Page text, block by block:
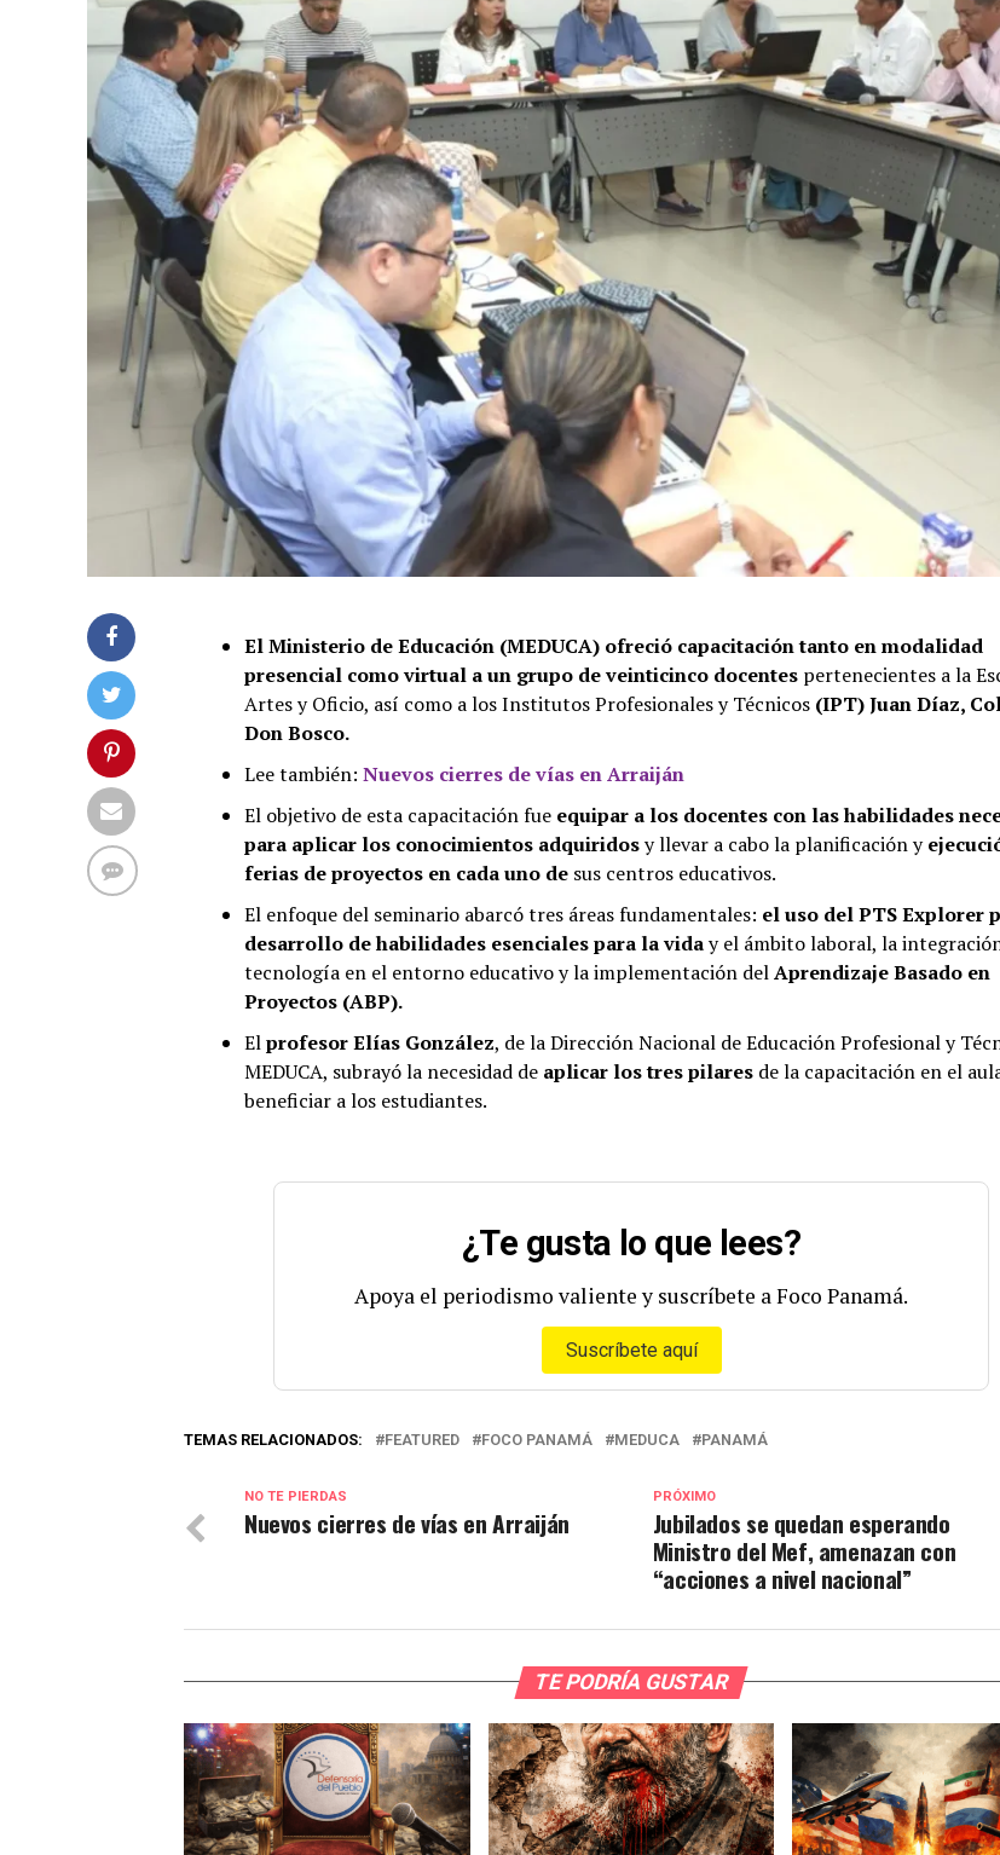
El Ministerio de Educación (MEDUCA) ofreció capacitación tanto en modalidad
presencial como virtual a un grupo de veinticinco docentes pertenecientes a la
Artes y Oficio, así como a los Institutos Profesionales y Técnicos (IPT) Juan Díaz,
Don Bosco.
Lee también: Nuevos cierres de vías en Arraiján
El objetivo de esta capacitación fue equipar a los docentes con las habilidades
para aplicar los conocimientos adquiridosy llevar a cabo la planificación y
ferias de proyectos en cada uno de sus centros educativos.
El enfoque del seminario abarcó tres áreas fundamentales: el uso del PTS Explorer
desarrollo de habilidades esenciales para la viday el ámbito laboral, la
tecnología en el entorno educativo y la implementación delAprendizaje Basado en
Proyectos (ABP).
Elprofesor Elías González, de la Dirección Nacional de Educación Profesional y
MEDUCA, subrayó la necesidad de aplicar los tres pilares de la capacitación en el
beneficiar a los estudiantes.
¿Te gusta lo que lees?
Apoya el periodismo valiente y suscríbete a Foco Panamá.
Suscríbete aquí
TEMAS RELACIONADOS: FEATURED FOCO PANAMÁ MEDUCA PANAMÁ
PRÓXIMO
Jubilados se quedan esperando
Ministro del Mef, amenazan con
“acciones a nivel nacional”
NO TE PIERDAS
Nuevos cierres de vías en Arraiján
TE PODRÍA GUSTAR